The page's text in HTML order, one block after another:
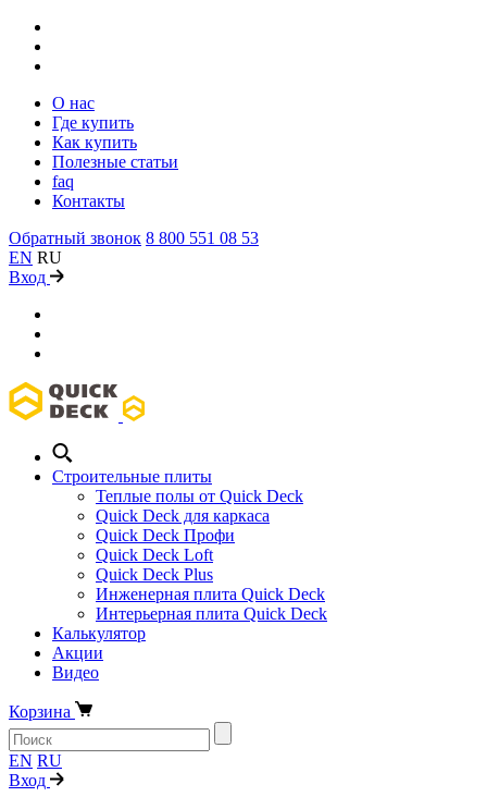
О нас
Где купить
Как купить
Полезные статьи
faq
Контакты
Обратный звонок 8 800 551 08 53
EN RU
Вход
Строительные плиты
Теплые полы от Quick Deck
Quick Deck для каркаса
Quick Deck Профи
Quick Deck Loft
Quick Deck Plus
Инженерная плита Quick Deck
Интерьерная плита Quick Deck
Калькулятор
Акции
Видео
Корзина
EN RU
Вход